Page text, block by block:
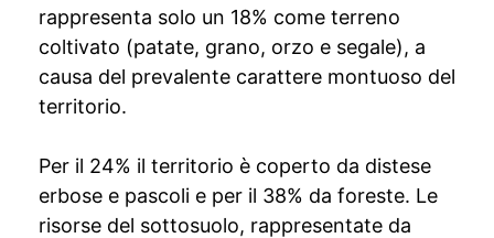
rappresenta solo un 18% come terreno
coltivato (patate, grano, orzo e segale), a
causa del prevalente carattere montuoso del
territorio.
Per il 24% il territorio è coperto da distese
erbose e pascoli e per il 38% da foreste. Le
risorse del sottosuolo, rappresentate da